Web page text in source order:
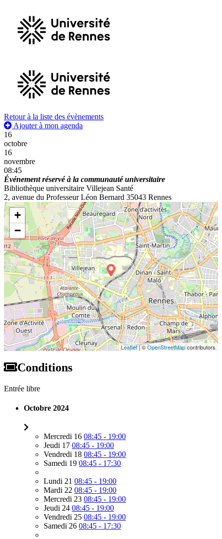
Retour à la liste des évènements
Ajouter à mon agenda
16
octobre
16
novembre
08:45
Événement réservé à la communauté universitaire
Bibliothèque universitaire Villejean Santé
2, avenue du Professeur Léon Bernard 35043 Rennes
+
−
Leaflet| ©OpenStreetMapcontributors
Conditions
Entrée libre
Octobre 2024
Mercredi 16 08:45 - 19:00
Jeudi 17 08:45 - 19:00
Vendredi 18 08:45 - 19:00
Samedi 19 08:45 - 17:30
Lundi 21 08:45 - 19:00
Mardi 22 08:45 - 19:00
Mercredi 23 08:45 - 19:00
Jeudi 24 08:45 - 19:00
Vendredi 25 08:45 - 19:00
Samedi 26 08:45 - 17:30